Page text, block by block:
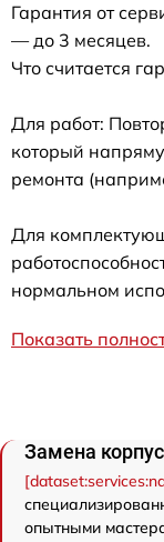
Гарантия от
— до 3 месяцев.
Что считается
Для работ:
который
ремонта
Для
нормальном
Показать
Замена
опытными